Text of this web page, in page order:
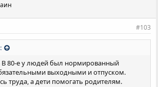
#103
В 80-е у людей был нормированный
выходными и отпуском.
труда, а дети помогать родителям.